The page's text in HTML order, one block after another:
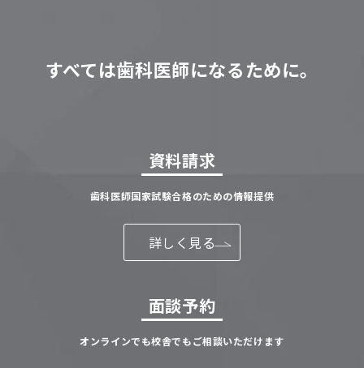
すべては歯科医師になるために。
資料請求
歯科医師国家試験合格のための情報提供
詳しく見る
面談予約
オンラインでも校舎でもご相談いただけます